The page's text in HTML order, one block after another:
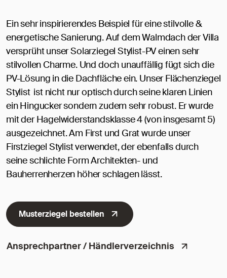
Ein sehr inspirierendes Beispiel für eine stilvolle &
energetische Sanierung. Auf dem Walmdach der Villa
versprüht unser Solarziegel Stylist-PV einen sehr
stilvollen Charme. Und doch unauffällig fügt sich die
PV-Lösung in die Dachfläche ein. Unser Flächenziegel
Stylist ist nicht nur optisch durch seine klaren Linien
ein Hingucker sondern zudem sehr robust. Er wurde
mit der Hagelwiderstandsklasse 4 (von insgesamt 5)
ausgezeichnet. Am First und Grat wurde unser
Firstziegel Stylist verwendet, der ebenfalls durch
seine schlichte Form Architekten- und
Bauherrenherzen höher schlagen lässt.
Musterziegel bestellen
Ansprechpartner / Händlerverzeichnis